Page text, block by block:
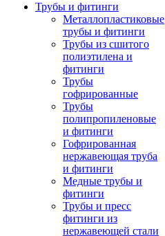
Трубы и фитинги
Металлопластиковые
трубы и фитинги
Трубы из сшитого
полиэтилена и
фитинги
Трубы
гофрированные
Трубы
полипропиленовые
и фитинги
Гофрированная
нержавеющая труба
и фитинги
Медные трубы и
фитинги
Трубы и пресс
фитинги из
нержавеющей стали